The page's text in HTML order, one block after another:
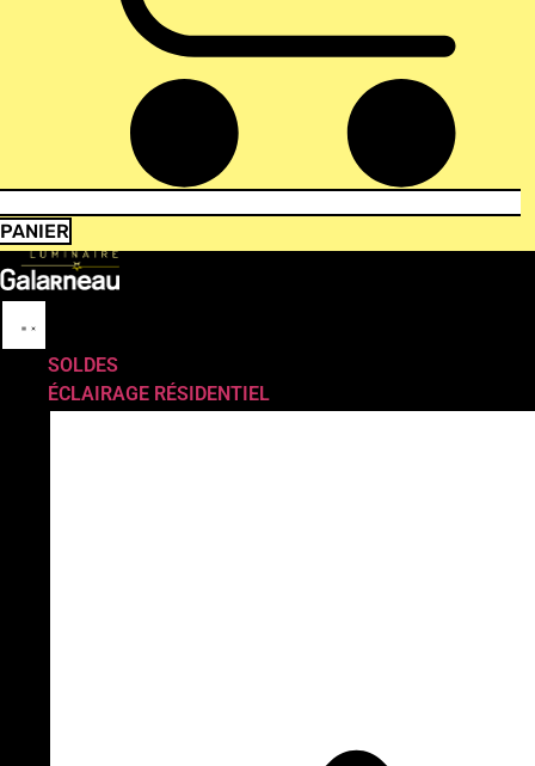
PANIER
SOLDES
ÉCLAIRAGE RÉSIDENTIEL